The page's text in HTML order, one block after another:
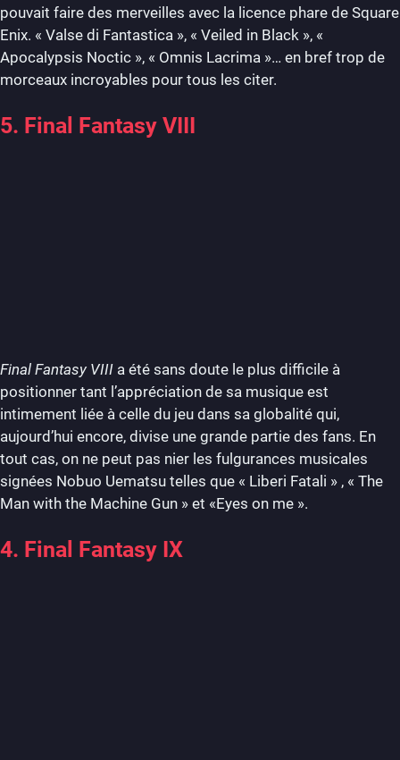
pouvait faire des merveilles avec la licence phare de Square
Enix. « Valse di Fantastica », « Veiled in Black », «
Apocalypsis Noctic », « Omnis Lacrima »… en bref trop de
morceaux incroyables pour tous les citer.
5. Final Fantasy VIII
Final Fantasy VIII a été sans doute le plus difficile à
positionner tant l’appréciation de sa musique est
intimement liée à celle du jeu dans sa globalité qui,
aujourd’hui encore, divise une grande partie des fans. En
tout cas, on ne peut pas nier les fulgurances musicales
signées Nobuo Uematsu telles que « Liberi Fatali » , « The
Man with the Machine Gun » et «Eyes on me ».
4. Final Fantasy IX